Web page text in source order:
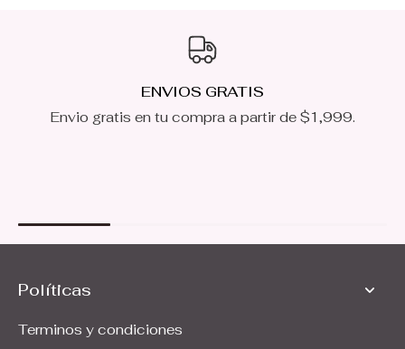
ENVIOS GRATIS
Envio gratis en tu compra a partir de $1,999.
Políticas
Terminos y condiciones